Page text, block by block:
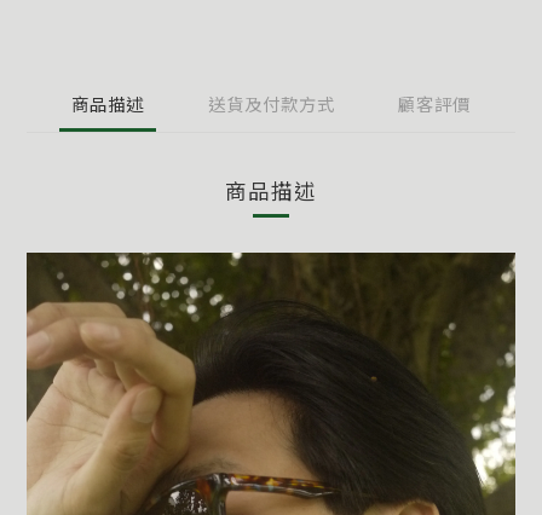
商品描述 送貨及付款方式 顧客評價
商品描述